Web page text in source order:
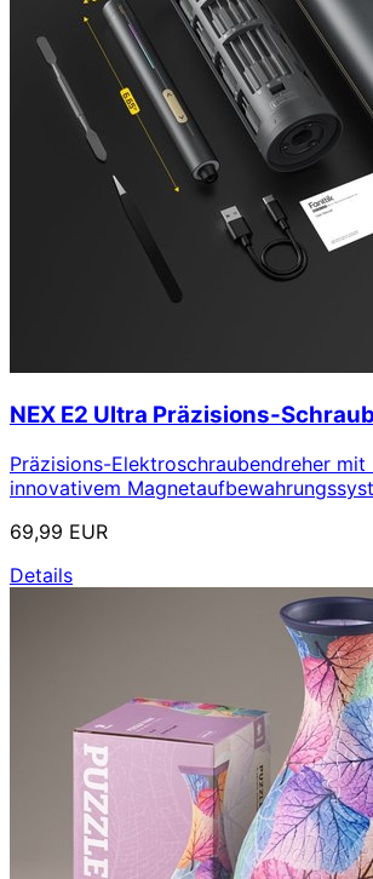
NEX E2 Ultra Präzisions-
Präzisions-Elektroschraubendreher mit
innovativem
69,99 EUR
Details